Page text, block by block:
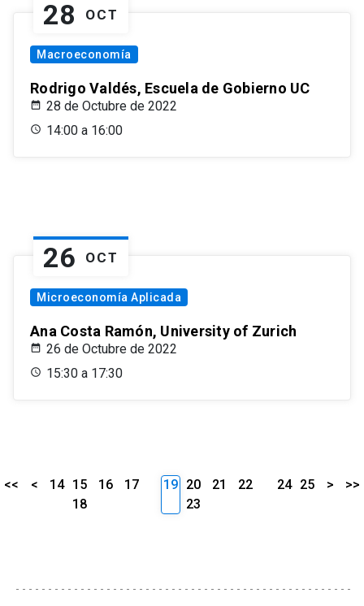
28 OCT
Macroeconomía
Rodrigo Valdés, Escuela de Gobierno UC
28 de Octubre de 2022
14:00 a 16:00
26 OCT
Microeconomía Aplicada
Ana Costa Ramón, University of Zurich
26 de Octubre de 2022
15:30 a 17:30
<< < 14 15 16
17
18
19 20 21
22
23
24 25 > >>